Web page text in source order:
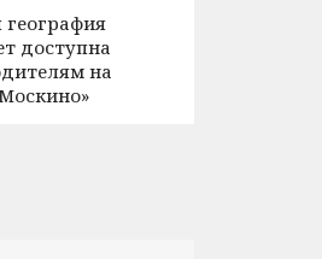
доступна
на